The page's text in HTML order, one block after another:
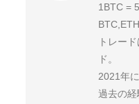
1BTC =
トレー
ド。
2021年
過去の